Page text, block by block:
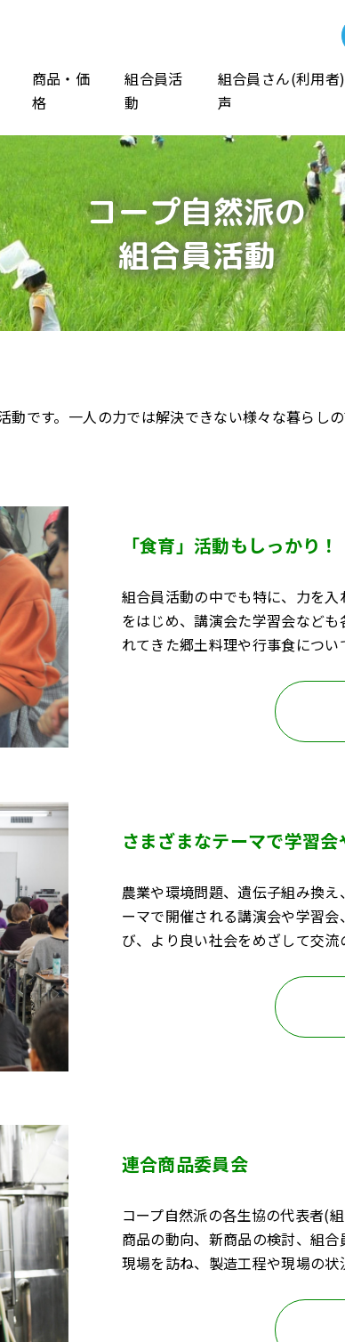
商品・価
格
組合員活
動
組合員さん(利用者
声
コープ自然派の
組合員活動
です。一人の力では解決できない様々な暮らし
「食育」活動もしっかり！
組合員活動の中でも特に、力を
をはじめ、講演会た学習会など
れてきた郷土料理や行事食につい
さまざまなテーマで学習
農業や環境問題、遺伝子組み換
ーマで開催される講演会や学習
び、より良い社会をめざして交流
連合商品委員会
コープ自然派の各生協の代表者(
商品の動向、新商品の検討、組
現場を訪ね、製造工程や現場の状